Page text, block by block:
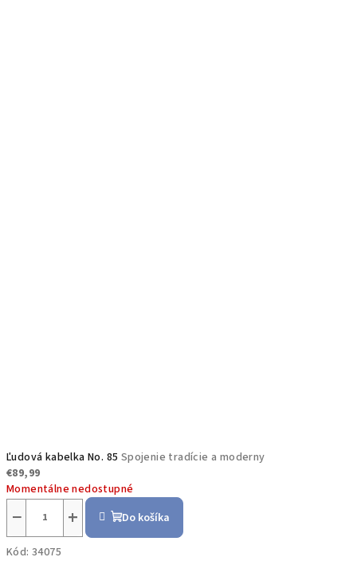
Ľudová kabelka No. 85 Spojenie tradície a moderny
€89,99
Momentálne nedostupné
+
− Do košíka
Kód: 34075